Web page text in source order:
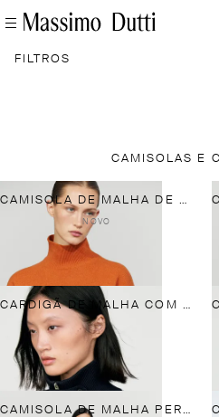
FILTROS
CAMISOLAS E
CAMISOLA DE MALHA DE MANGA CURTA OVERSIZE
NOVO
CARDIGÃ DE MALHA COM DETALHE NA GOLA 100% ALGODÃO
CAMISOLA DE MALHA PEROLADA 100% ALGODÃO